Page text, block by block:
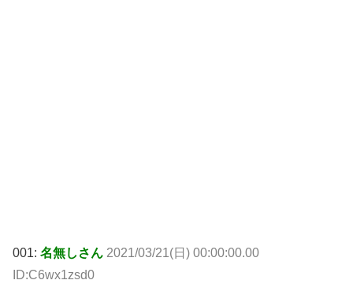
001: 名無しさん 2021/03/21(日) 00:00:00.00
ID:C6wx1zsd0